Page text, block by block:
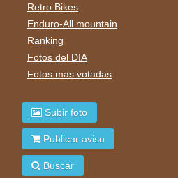
Retro Bikes
Enduro-All mountain
Ranking
Fotos del DIA
Fotos mas votadas
Subir foto
Publicar aviso
Buscar